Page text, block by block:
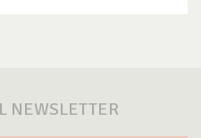
NEWSLETTER